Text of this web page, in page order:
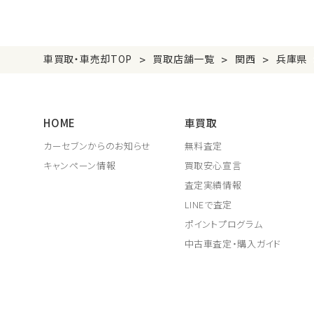
車買取・車売却TOP > 買取店舗一覧 > 関西 > 兵庫県
HOME
カーセブンからのお知らせ
キャンペーン情報
車買取
無料査定
買取安心宣言
査定実績情報
LINEで査定
ポイントプログラム
中古車査定・購入ガイド